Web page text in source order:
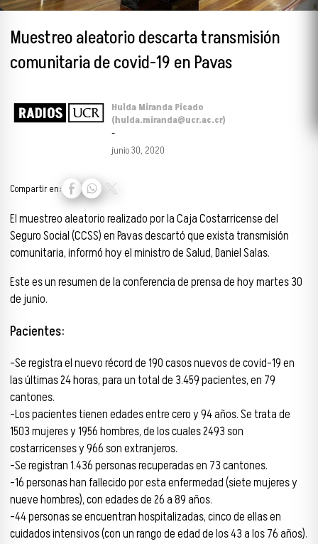
Muestreo aleatorio descarta transmisión
comunitaria de covid-19 en Pavas
Hulda Miranda Picado
(hulda.miranda@ucr.ac.cr)
-
junio 30, 2020
Compartir en:
El muestreo aleatorio realizado por la Caja Costarricense del
Seguro Social (CCSS) en Pavas descartó que exista transmisión
comunitaria, informó hoy el ministro de Salud, Daniel Salas.
Este es un resumen de la conferencia de prensa de hoy martes 30
de junio.
Pacientes:
-Se registra el nuevo récord de 190 casos nuevos de covid-19 en
las últimas 24 horas, para un total de 3.459 pacientes, en 79
cantones.
-Los pacientes tienen edades entre cero y 94 años. Se trata de
1503 mujeres y 1956 hombres, de los cuales 2493 son
costarricenses y 966 son extranjeros.
-Se registran 1.436 personas recuperadas en 73 cantones.
-16 personas han fallecido por esta enfermedad (siete mujeres y
nueve hombres), con edades de 26 a 89 años.
-44 personas se encuentran hospitalizadas, cinco de ellas en
cuidados intensivos (con un rango de edad de los 43 a los 76 años).